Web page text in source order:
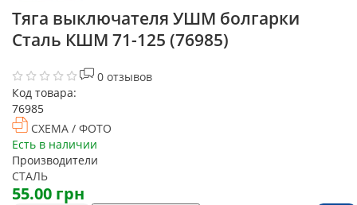
Тяга выключателя УШМ болгарки
Сталь КШМ 71-125 (76985)
0 отзывов
Код товара:
76985
СХЕМА / ФОТО
Есть в наличии
Производители
СТАЛЬ
55.00 грн